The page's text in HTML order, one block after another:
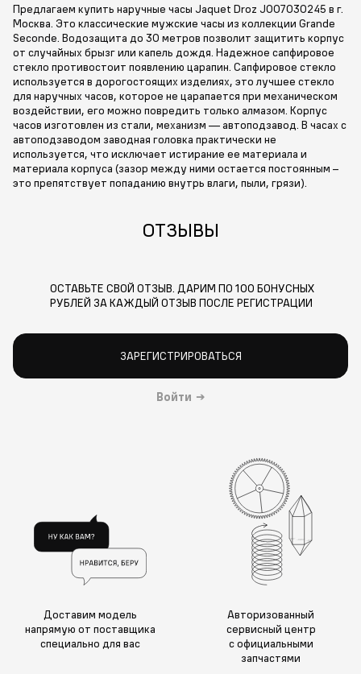
Предлагаем купить наручные часы Jaquet Droz J007030245 в г.
Москва. Это классические мужские часы из коллекции Grande
Seconde. Водозащита до 30 метров позволит защитить корпус
от случайных брызг или капель дождя. Надежное сапфировое
стекло противостоит появлению царапин. Сапфировое стекло
используется в дорогостоящих изделиях, это лучшее стекло
для наручных часов, которое не царапается при механическом
воздействии, его можно повредить только алмазом. Корпус
часов изготовлен из стали, механизм — автоподзавод. В часах с
автоподзаводом заводная головка практически не
используется, что исключает истирание ее материала и
материала корпуса (зазор между ними остается постоянным –
это препятствует попаданию внутрь влаги, пыли, грязи).
ОТЗЫВЫ
ОСТАВЬТЕ СВОЙ ОТЗЫВ. ДАРИМ ПО 100 БОНУСНЫХ
РУБЛЕЙ ЗА КАЖДЫЙ ОТЗЫВ ПОСЛЕ РЕГИСТРАЦИИ
ЗАРЕГИСТРИРОВАТЬСЯ
Войти →
Доставим модель
напрямую от поставщика
специально для вас
Авторизованный
сервисный центр
с официальными
запчастями